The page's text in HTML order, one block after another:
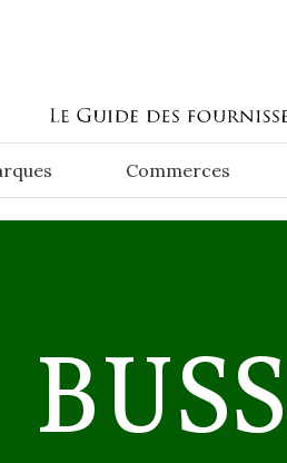
Commerces